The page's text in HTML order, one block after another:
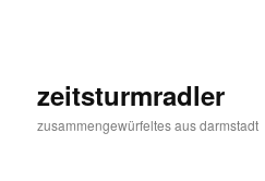
zeitsturmradler
zusammengewürfeltes aus darmstadt